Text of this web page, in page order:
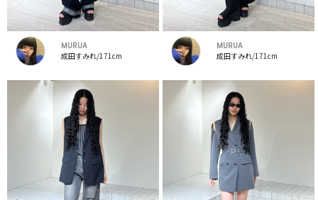
MURUA
成田すみれ/171cm
MURUA
成田すみれ/171cm